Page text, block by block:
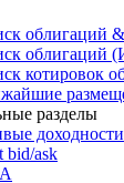
облигаций
облигаций
котировок
разделы
доходности
bid/ask